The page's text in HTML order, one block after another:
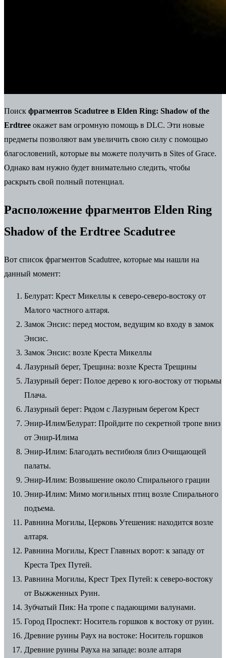
Поиск фрагментов Scadutree в Elden Ring: Shadow of the
Erdtree окажет вам огромную помощь в DLC. Эти новые
предметы позволяют вам увеличить свою силу с помощью
благословений, которые вы можете получить в Sites of Grace.
Однако вам нужно будет внимательно следить, чтобы
раскрыть свой полный потенциал.
Расположение фрагментов Elden Ring
Shadow of the Erdtree Scadutree
Вот список фрагментов Scadutree, которые мы нашли на
данный момент:
Белурат: Крест Микеллы к северо-северо-востоку от
Малого частного алтаря.
Замок Энсис: перед мостом, ведущим ко входу в замок
Энсис.
Замок Энсис: возле Креста Микеллы
Лазурный берег, Трещина: возле Креста Трещины
Лазурный берег: Полое дерево к юго-востоку от тюрьмы
Плача.
Лазурный берег: Рядом с Лазурным берегом Крест
Энир-Илим/Белурат: Пройдите по секретной тропе вниз
от Энир-Илима
Энир-Илим: Благодать вестибюля близ Очищающей
палаты.
Энир-Илим: Возвышение около Спирального грации
Энир-Илим: Мимо могильных птиц возле Спирального
подъема.
Равнина Могилы, Церковь Утешения: находится возле
алтаря.
Равнина Могилы, Крест Главных ворот: к западу от
Креста Трех Путей.
Равнина Могилы, Крест Трех Путей: к северо-востоку
от Выжженных Руин.
Зубчатый Пик: На тропе с падающими валунами.
Город Проспект: Носитель горшков к востоку от руин.
Древние руины Раух на востоке: Носитель горшков
Древние руины Рауха на западе: возле алтаря